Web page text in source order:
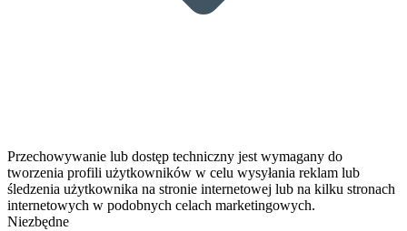
Przechowywanie lub dostęp techniczny jest wymagany do
tworzenia profili użytkowników w celu wysyłania reklam lub
śledzenia użytkownika na stronie internetowej lub na kilku stronach
internetowych w podobnych celach marketingowych.
Niezbędne